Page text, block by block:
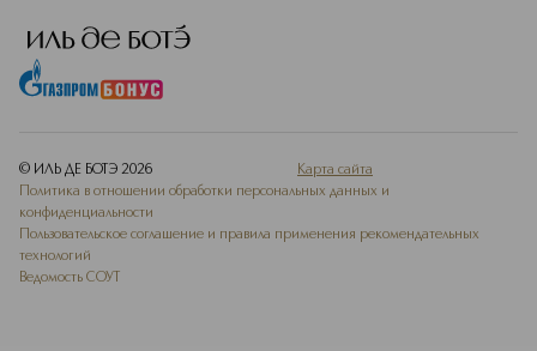
© ИЛЬ ДЕ БОТЭ 2026
Карта сайта
Политика в отношении обработки персональных данных и
конфиденциальности
Пользовательское соглашение и правила применения рекомендательных
технологий
Ведомость СОУТ